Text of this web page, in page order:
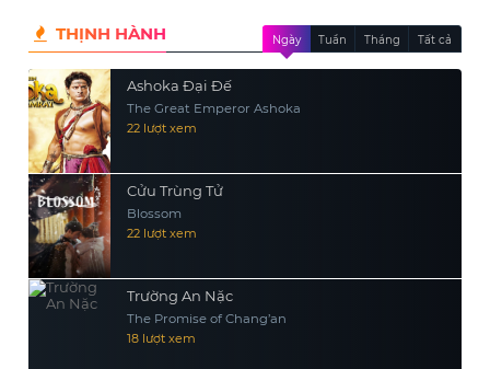
THỊNH HÀNH Ngày Tuần Tháng Tất cả
Ashoka Đại Đế
The Great Emperor Ashoka
22 lượt xem
Cửu Trùng Tử
Blossom
22 lượt xem
Trường An Nặc
The Promise of Chang’an
18 lượt xem